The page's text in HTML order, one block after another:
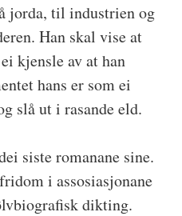
jorda, til industrien og
Han skal vise at
kjensle av at han
hans er som ei
slå ut i rasande eld.
siste romanane sine.
i assosiasjonane
dikting.